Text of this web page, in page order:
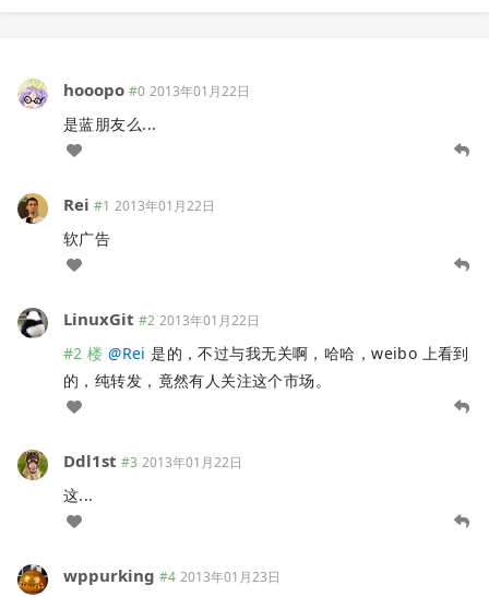
hooopo #0 2013年01月22日
是蓝朋友么...
Rei #1 2013年01月22日
软广告
LinuxGit #2 2013年01月22日
#2 楼 @Rei 是的，不过与我无关啊，哈哈，weibo 上看到
的，纯转发，竟然有人关注这个市场。
Ddl1st #3 2013年01月22日
这...
wppurking #4 2013年01月23日